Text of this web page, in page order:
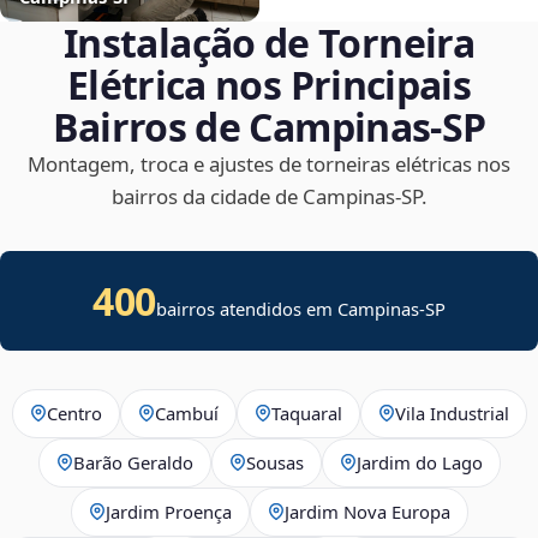
Instalação de Torneira
Elétrica nos Principais
Bairros de Campinas‑SP
Montagem, troca e ajustes de torneiras elétricas nos
bairros da cidade de Campinas‑SP.
400bairros atendidos em Campinas-SP
Centro Cambuí Taquaral Vila Industrial
Barão Geraldo Sousas Jardim do Lago
Jardim Proença Jardim Nova Europa